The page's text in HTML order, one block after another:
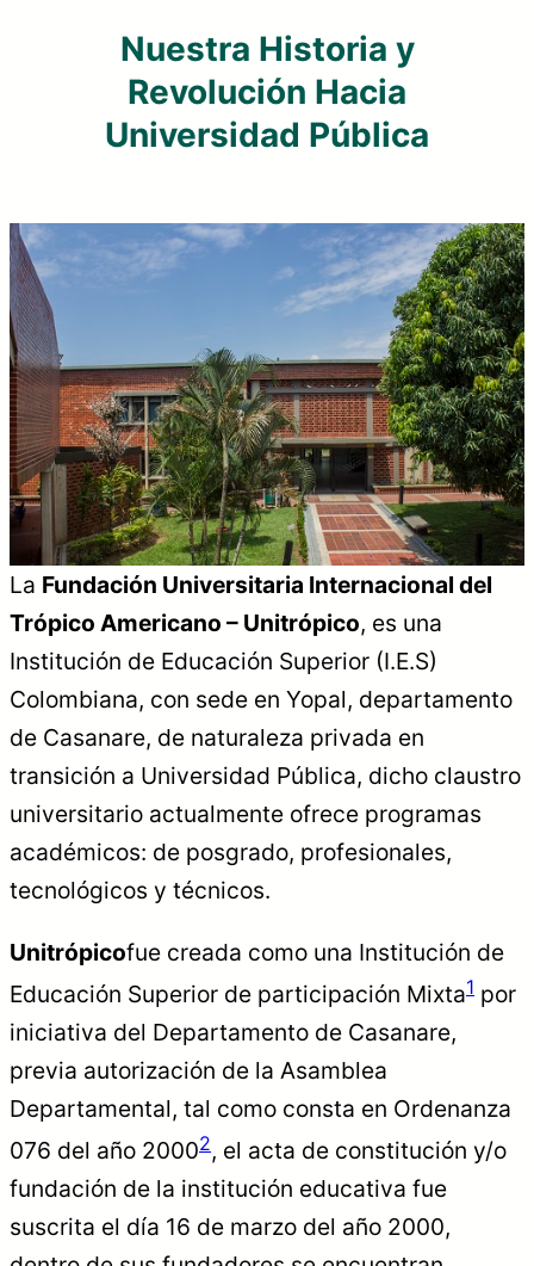
Nuestra Historia y
Revolución Hacia
Universidad Pública
La Fundación Universitaria Internacional del
Trópico Americano – Unitrópico, es una
Institución de Educación Superior (I.E.S)
Colombiana, con sede en Yopal, departamento
de Casanare, de naturaleza privada en
transición a Universidad Pública, dicho claustro
universitario actualmente ofrece programas
académicos: de posgrado, profesionales,
tecnológicos y técnicos.
Unitrópicofue creada como una Institución de
Educación Superior de participación Mixta1 por
iniciativa del Departamento de Casanare,
previa autorización de la Asamblea
Departamental, tal como consta en Ordenanza
076 del año 20002, el acta de constitución y/o
fundación de la institución educativa fue
suscrita el día 16 de marzo del año 2000,